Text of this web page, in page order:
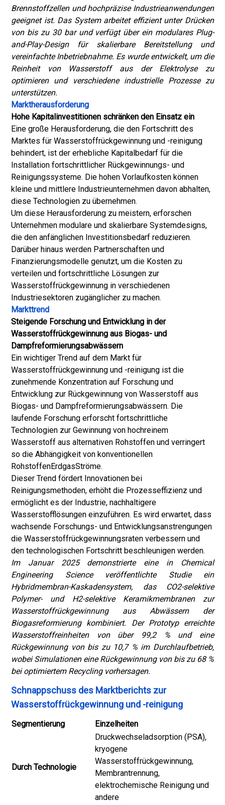
Brennstoffzellen und hochpräzise Industrieanwendungen
geeignet ist. Das System arbeitet effizient unter Drücken
von bis zu 30 bar und verfügt über ein modulares Plug-
and-Play-Design für skalierbare Bereitstellung und
vereinfachte Inbetriebnahme. Es wurde entwickelt, um die
Reinheit von Wasserstoff aus der Elektrolyse zu
optimieren und verschiedene industrielle Prozesse zu
unterstützen.
Marktherausforderung
Hohe Kapitalinvestitionen schränken den Einsatz ein
Eine große Herausforderung, die den Fortschritt des
Marktes für Wasserstoffrückgewinnung und -reinigung
behindert, ist der erhebliche Kapitalbedarf für die
Installation fortschrittlicher Rückgewinnungs- und
Reinigungssysteme. Die hohen Vorlaufkosten können
kleine und mittlere Industrieunternehmen davon abhalten,
diese Technologien zu übernehmen.
Um diese Herausforderung zu meistern, erforschen
Unternehmen modulare und skalierbare Systemdesigns,
die den anfänglichen Investitionsbedarf reduzieren.
Darüber hinaus werden Partnerschaften und
Finanzierungsmodelle genutzt, um die Kosten zu
verteilen und fortschrittliche Lösungen zur
Wasserstoffrückgewinnung in verschiedenen
Industriesektoren zugänglicher zu machen.
Markttrend
Steigende Forschung und Entwicklung in der
Wasserstoffrückgewinnung aus Biogas- und
Dampfreformierungsabwässern
Ein wichtiger Trend auf dem Markt für
Wasserstoffrückgewinnung und -reinigung ist die
zunehmende Konzentration auf Forschung und
Entwicklung zur Rückgewinnung von Wasserstoff aus
Biogas- und Dampfreformierungsabwässern. Die
laufende Forschung erforscht fortschrittliche
Technologien zur Gewinnung von hochreinem
Wasserstoff aus alternativen Rohstoffen und verringert
so die Abhängigkeit von konventionellen
RohstoffenErdgasStröme.
Dieser Trend fördert Innovationen bei
Reinigungsmethoden, erhöht die Prozesseffizienz und
ermöglicht es der Industrie, nachhaltigere
Wasserstofflösungen einzuführen. Es wird erwartet, dass
wachsende Forschungs- und Entwicklungsanstrengungen
die Wasserstoffrückgewinnungsraten verbessern und
den technologischen Fortschritt beschleunigen werden.
Im Januar 2025 demonstrierte eine in Chemical
Engineering Science veröffentlichte Studie ein
Hybridmembran-Kaskadensystem, das CO2-selektive
Polymer- und H2-selektive Keramikmembranen zur
Wasserstoffrückgewinnung aus Abwässern der
Biogasreformierung kombiniert. Der Prototyp erreichte
Wasserstoffreinheiten von über 99,2 % und eine
Rückgewinnung von bis zu 10,7 % im Durchlaufbetrieb,
wobei Simulationen eine Rückgewinnung von bis zu 68 %
bei optimiertem Recycling vorhersagen.
Schnappschuss des Marktberichts zur
Wasserstoffrückgewinnung und -reinigung
Segmentierung Einzelheiten
Durch Technologie
Druckwechseladsorption (PSA),
kryogene
Wasserstoffrückgewinnung,
Membrantrennung,
elektrochemische Reinigung und
andere